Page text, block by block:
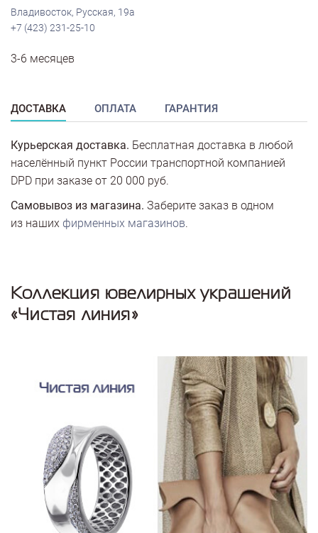
Владивосток, Русская, 19а
+7 (423) 231-25-10
3-6 месяцев
ДОСТАВКА ОПЛАТА ГАРАНТИЯ
Курьерская доставка. Бесплатная доставка в любой
населённый пункт России транспортной компанией
DPD при заказе от 20 000 руб.
Самовывоз из магазина. Заберите заказ в одном
из наших фирменных магазинов.
Коллекция ювелирных украшений
«Чистая линия»